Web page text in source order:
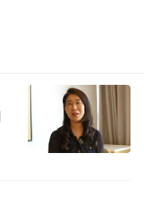
更灵敏。刹车盘
所以它的滚动
身在拐弯的时
号“鬼道车”，